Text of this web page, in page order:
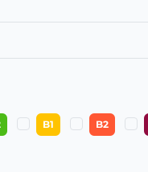
B1 B2